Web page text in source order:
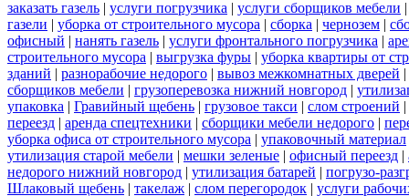
заказать газель | услуги погрузчика | услуги сборщиков мебели
газели | уборка от строительного мусора | сборка | чернозем |
офисный | нанять газель | услуги фронтального погрузчика |
строительного мусора | выгрузка фуры | уборка квартиры от
зданий | разнорабочие недорого | вывоз межкомнатных дверей |
сборщиков мебели | грузоперевозка нижний новгород |
упаковка | Гравийный щебень | грузовое такси | слом строений |
переезд | аренда спецтехники | сборщики мебели недорого |
уборка офиса от строительного мусора | упаковочный материал
утилизация старой мебели | мешки зеленые | офисный переезд |
недорого нижний новгород | утилизация батарей | погрузо-
Шлаковый щебень | такелаж | слом перегородок | услуги